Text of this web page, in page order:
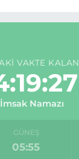
VAKTE KALAN
İmsak Namazı
GÜNEŞ
05:55